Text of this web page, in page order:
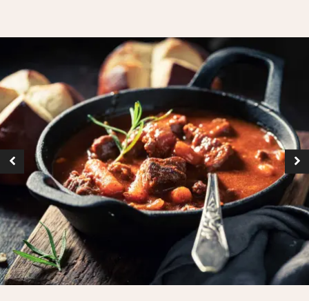
zugeschnitten sind.
Mahlzeiten können nach vorheriger Absprache
bestellt werden, und spezielle Ernährungsbedürfnisse
können bei der Angebotsanfrage angegeben werden.
Verfügbare Optionen
Frühstück (kalte Platte,
Platte, Platte Plus)
Mittagessen und/oder